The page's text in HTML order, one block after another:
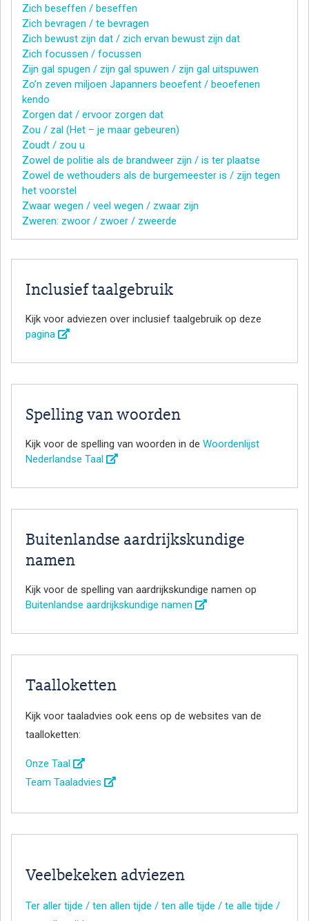
Zich beseffen / beseffen
Zich bevragen / te bevragen
Zich bewust zijn dat / zich ervan bewust zijn dat
Zich focussen / focussen
Zijn gal spugen / zijn gal spuwen / zijn gal uitspuwen
Zo’n zeven miljoen Japanners beoefent / beoefenen
kendo
Zorgen dat / ervoor zorgen dat
Zou / zal (Het – je maar gebeuren)
Zoudt / zou u
Zowel de politie als de brandweer zijn / is ter plaatse
Zowel de wethouders als de burgemeester is / zijn tegen
het voorstel
Zwaar wegen / veel wegen / zwaar zijn
Zweren: zwoor / zwoer / zweerde
Inclusief taalgebruik
Kijk voor adviezen over inclusief taalgebruik op deze
pagina
Spelling van woorden
Kijk voor de spelling van woorden in de Woordenlijst
Nederlandse Taal
Buitenlandse aardrijkskundige
namen
Kijk voor de spelling van aardrijkskundige namen op
Buitenlandse aardrijkskundige namen
Taalloketten
Kijk voor taaladvies ook eens op de websites van de
taalloketten:
Onze Taal
Team Taaladvies
Veelbekeken adviezen
Ter aller tijde / ten allen tijde / ten alle tijde / te alle tijde /